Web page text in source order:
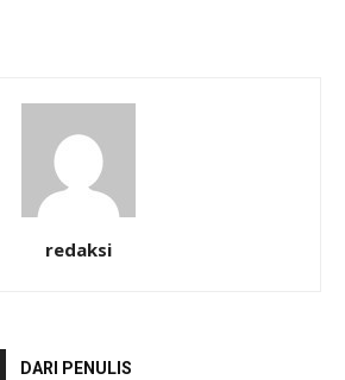
redaksi
DARI PENULIS